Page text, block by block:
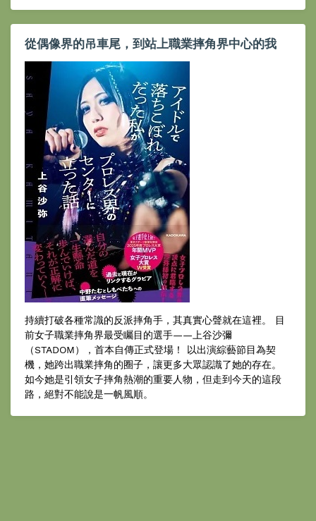
從偶像界的吊車尾，到站上職業摔角界中心的我
持續打破各種常識的反派摔角手，其真實心聲就在這裡。 目
前女子職業摔角界最受矚目的選手——上谷沙彌
（STADOM），首本自傳正式登場！ 以出演綜藝節目為契
機，她跨出職業摔角的圈子，讓更多大眾認識了她的存在。
如今她是引領女子摔角熱潮的重要人物，但走到今天的這段
路，絕對不能說是一帆風順。